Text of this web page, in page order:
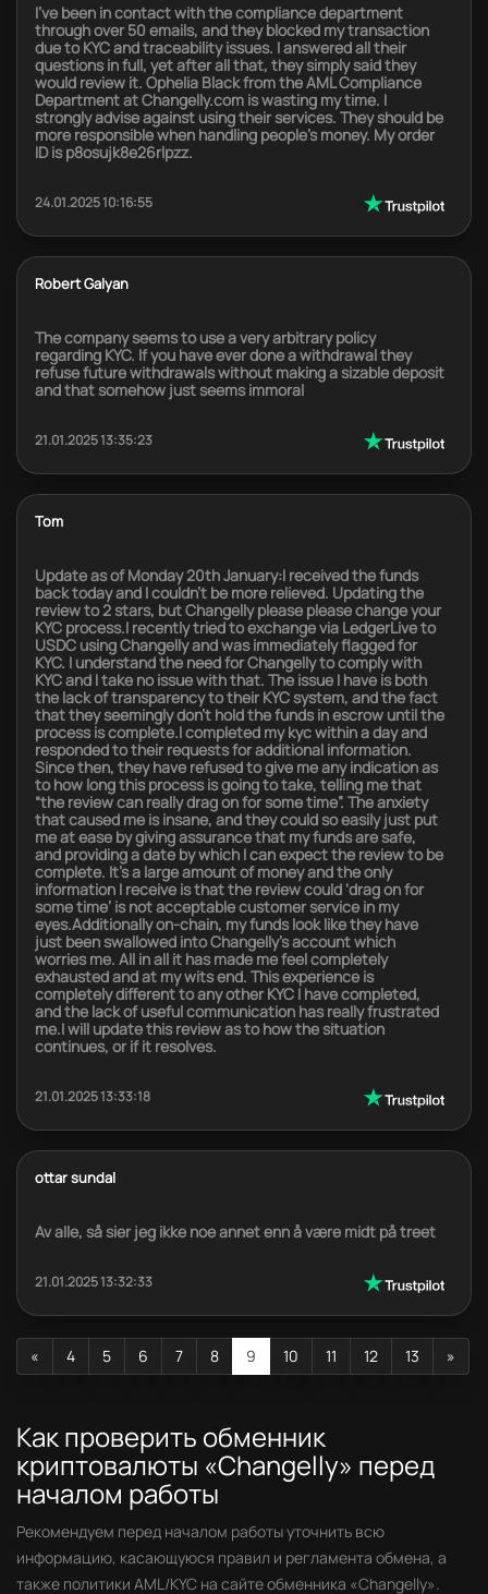
I've been in contact with the compliance department
through over 50 emails, and they blocked my transaction
due to KYC and traceability issues. I answered all their
questions in full, yet after all that, they simply said they
would review it. Ophelia Black from the AML Compliance
Department at Changelly.com is wasting my time. I
strongly advise against using their services. They should be
more responsible when handling people's money. My order
ID is p8osujk8e26rlpzz.
24.01.2025 10:16:55
Robert Galyan
The company seems to use a very arbitrary policy
regarding KYC. If you have ever done a withdrawal they
refuse future withdrawals without making a sizable deposit
and that somehow just seems immoral
21.01.2025 13:35:23
Tom
Update as of Monday 20th January:I received the funds
back today and I couldn’t be more relieved. Updating the
review to 2 stars, but Changelly please please change your
KYC process.I recently tried to exchange via LedgerLive to
USDC using Changelly and was immediately flagged for
KYC. I understand the need for Changelly to comply with
KYC and I take no issue with that. The issue I have is both
the lack of transparency to their KYC system, and the fact
that they seemingly don’t hold the funds in escrow until the
process is complete.I completed my kyc within a day and
responded to their requests for additional information.
Since then, they have refused to give me any indication as
to how long this process is going to take, telling me that
“the review can really drag on for some time”. The anxiety
that caused me is insane, and they could so easily just put
me at ease by giving assurance that my funds are safe,
and providing a date by which I can expect the review to be
complete. It’s a large amount of money and the only
information I receive is that the review could ‘drag on for
some time’ is not acceptable customer service in my
eyes.Additionally on-chain, my funds look like they have
just been swallowed into Changelly’s account which
worries me. All in all it has made me feel completely
exhausted and at my wits end. This experience is
completely different to any other KYC I have completed,
and the lack of useful communication has really frustrated
me.I will update this review as to how the situation
continues, or if it resolves.
21.01.2025 13:33:18
ottar sundal
Av alle, så sier jeg ikke noe annet enn å være midt på treet
21.01.2025 13:32:33
« 4 5 6 7 8 9 10 11 12 13 »
Как проверить обменник
криптовалюты «Changelly» перед
началом работы
Рекомендуем перед началом работы уточнить всю
информацию, касающуюся правил и регламента обмена, а
также политики AML/KYC на сайте обменника «Changelly».